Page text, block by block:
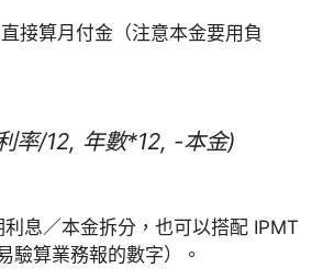
接算月付金（注意本金要用負
率/12, 年數*12, -本金)
息／本金拆分，也可以搭配 IPMT
驗算業務報的數字）。